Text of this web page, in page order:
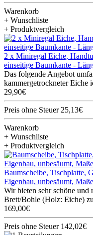
Warenkorb
+ Wunschliste
+ Produktvergleich
2 x Miniregal Eiche,
einseitige Baumkante -
Das folgende Angebot
kammergetrockneter Eiche
29,90€
Preis ohne Steuer 25,13€
Warenkorb
+ Wunschliste
+ Produktvergleich
Baumscheibe, Tischplatte,
Eigenbau, unbesäumt,
Wir bieten sehr schöne und
Brett/Bohle (Holz: Eiche)
169,00€
Preis ohne Steuer 142,02€